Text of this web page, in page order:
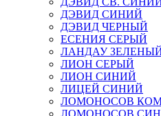
ДЭВИД СИНИЙ
ДЭВИД ЧЕРНЫЙ
ЕСЕНИЯ СЕРЫЙ
ЛАНДАУ
ЛИОН СЕРЫЙ
ЛИОН СИНИЙ
ЛИЦЕЙ СИНИЙ
ЛОМОНОСОВ
ЛОМОНОСОВ